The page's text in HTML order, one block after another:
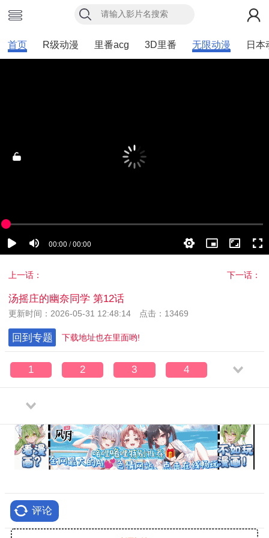
首页 R级动漫 里番acg 3D里番 无限动漫 日本
上一话： 下一话：
汤摇庄的幽奈同学 第12话
更新时间：2026-05-31 12:48:14 点击：13469
回到专题 下载地址也在里面哟!
1 2 3 4
评论